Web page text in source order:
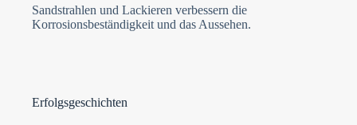
Sandstrahlen und Lackieren verbessern die
Korrosionsbeständigkeit und das Aussehen.
Erfolgsgeschichten